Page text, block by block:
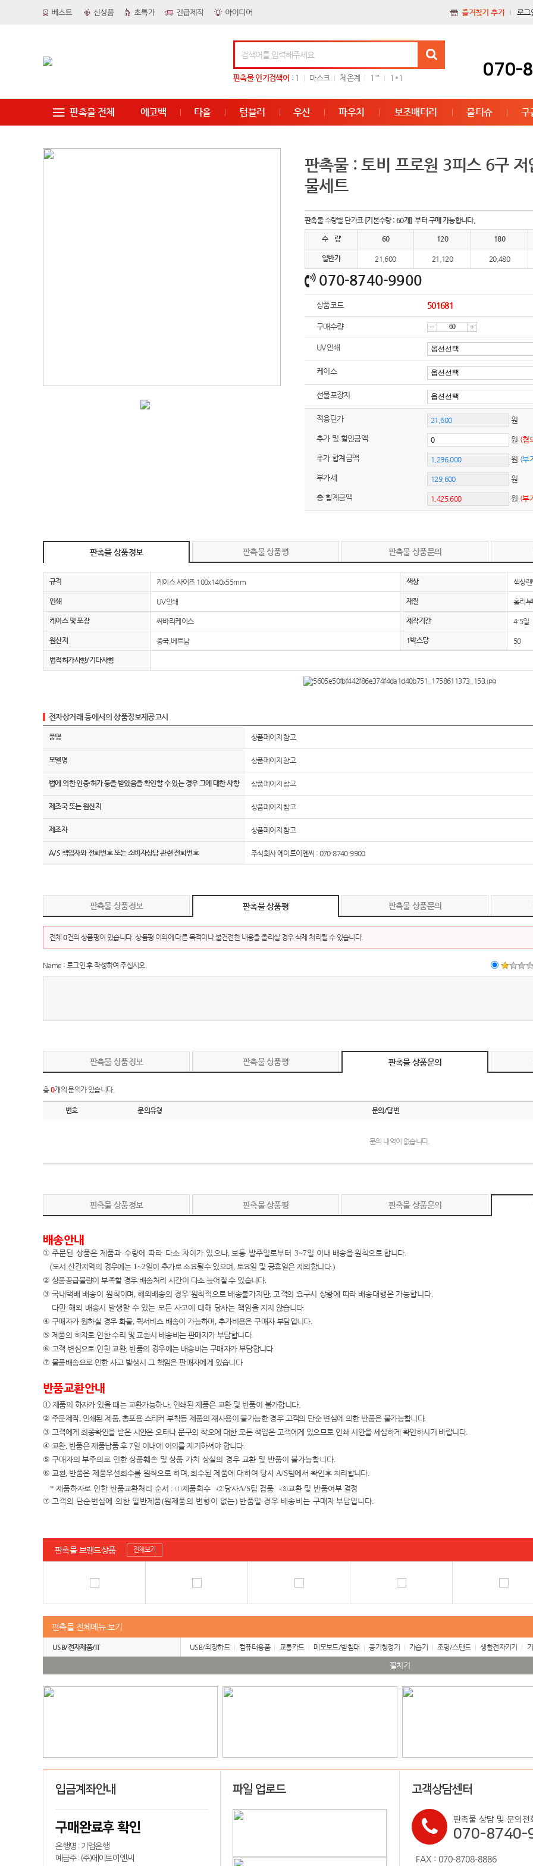
즐겨찾기 추가 로그
판촉물인기검색어 : 1 마스크 체온계 1'" 1*1 070-
판촉물 전체 에코백 타올 텀블러 우산 파우치 보조배터리 물티슈 구
판촉물 : 토비 프로원 3피스 6구
물세트
판촉물수량별 단가표 [기본수량 : 60개] 부터 구매 가능합니다.
수 량 60 120 180
일반가 21,600 21,120 20,480
070-8740-9900
상품코드 501681
구매수량
감
소
증
가
UV인쇄
케이스
선물포장지
적용단가 원
추가 및 할인금액 원 (협
추가 합계금액 원 (부
부가세 원
총 합계금액 원 (부
판촉물 상품정보 판촉물 상품평 판촉물 상품문의
규격 케이스 사이즈 100x140x55mm 색상 색상랜
인쇄 UV인쇄 재질 홀리
케이스 및 포장 싸바리케이스 제작기간 4-5일
원산지 중국,베트남 1박스당 50
법적허가사항/기타사항
전자상거래 등에서의 상품정보제공고시
품명 상품페이지 참고
모델명 상품페이지 참고
법에 의한 인증·허가 등을 받았음을 확인할 수 있는 경우 그에 대한 사항 상품페이지 참고
제조국 또는 원산지 상품페이지 참고
제조자 상품페이지 참고
A/S 책임자와 전화번호 또는 소비자상담 관련 전화번호 주식회사 에이트이엔씨 : 070-8740-9900
판촉물 상품정보 판촉물 상품평 판촉물 상품문의
전체0건의 상품평이 있습니다. 상품평 이외에 다른 목적이나 불건전한 내용을 올리실 경우 삭제 처리될 수 있습니다.
Name : 로그인 후 작성하여 주십시오.
판촉물 상품정보 판촉물 상품평 판촉물 상품문의
총0개의 문의가 있습니다.
번호 문의유형 문의/답변
문의 내역이 없습니다.
판촉물 상품정보 판촉물 상품평 판촉물 상품문의
배송안내
① 주문된 상품은 제품과 수량에 따라 다소 차이가 있으나,보통 발주일로부터 3~7일 이내 배송을 원칙으로 합니다.
(도서 산간지역의 경우에는 1~2일이 추가로 소요될수 있으며, 토요일 및 공휴일은 제외합니다.)
② 상품공급물량이 부족할 경우 배송처리 시간이 다소 늦어질 수 있습니다.
③ 국내택배 배송이 원칙이며,해외배송의 경우 원칙적으로 배송불가지만, 고객의 요구시 상황에 따라 배송대행은 가능합니다.
다만 해외 배송시 발생할 수 있는 모든 사고에 대해 당사는 책임을 지지 않습니다.
④ 구매자가 원하실 경우 화물, 퀵서비스 배송이 가능하며, 추가비용은 구매자 부담입니다.
⑤ 제품의 하자로 인한 수리 및 교환시 배송비는 판매자가 부담합니다.
⑥ 고객 변심으로 인한 교환, 반품의 경우에는 배송비는 구매자가 부담합니다.
⑦ 물품배송으로 인한 사고 발생시 그 책임은 판매자에게 있습니다
반품교환안내
ⓛ 제품의 하자가 있을 때는 교환가능하나, 인쇄된 제품은 교환 및 반품이 불가합니다.
② 주문제작, 인쇄된 제품,홍포용 스티커 부착등 제품의 재사용이 불가능한 경우 고객의 단순 변심에 의한 반품은 불가능합니다.
③ 고객에게 최종확인을 받은 시안은 오타나 문구의 착오에 대한 모든 책임은 고객에게 있으므로 인쇄 시안을 세심하게 확인하시기 바랍니다.
④ 교환, 반품은 제품납품 후7일 이내에 이의를 제기하셔야 합니다.
⑤ 구매자의 부주의로 인한 상품훼손 및 상품 가치 상실의 경우 교환 및 반품이 불가능합니다.
⑥ 교환, 반품은 제품우선회수를 원칙으로 하며,회수된 제품에 대하여 당사A/S팀에서 확인후 처리합니다.
* 제품하자로 인한 반품교환처리 순서 :①제품회수→②당사A/S팀 검품 →③교환 및 반품여부 결정
⑦ 고객의 단순변심에 의한 일반제품(원제품의 변형이 없는) 반품일 경우 배송비는 구매자 부담입니다.
판촉물 브랜드상품 전체보기
판촉물 전체메뉴 보기
USB/전자제품/IT USB/외장하드 컴퓨터용품 교통카드 메모보드/받침대 공기청정기 가습기 조명/스탠드 생활전자기기
펼치기
입금계좌안내
구매완료후 확인
은행명 : 기업은행
예금주 : (주)에이트이엔씨
파일 업로드 고객상담센터
판촉물 상담 및 문의전
070-8740-
FAX : 070-8708-8886